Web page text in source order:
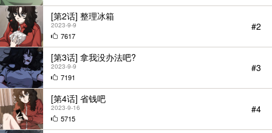
[第2话] 整理冰箱
2023-9-9
7617
#2
[第3话] 拿我没办法吧?
2023-9-9
7191
#3
[第4话] 省钱吧
2023-9-16
5715
#4